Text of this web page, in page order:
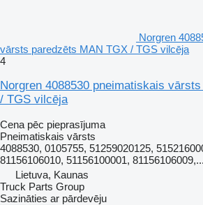
Norgren
vārsts paredzēts MAN TGX / TGS vilcēja
4
Norgren 4088530 pneimatiskais
/ TGS vilcēja
Cena pēc pieprasījuma
Pneimatiskais vārsts
4088530, 0105755, 51259020125,
81156106010, 51156100001, 81156106009,...
Lietuva, Kaunas
Truck Parts Group
Sazināties ar pārdevēju